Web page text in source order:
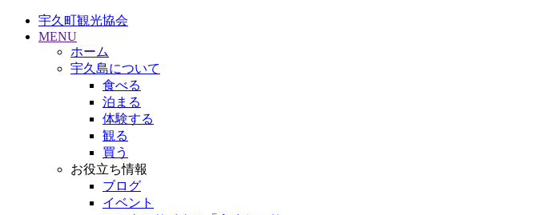
宇久町観光協会
MENU
ホーム
宇久島について
食べる
泊まる
体験する
観る
買う
お役立ち情報
ブログ
イベント